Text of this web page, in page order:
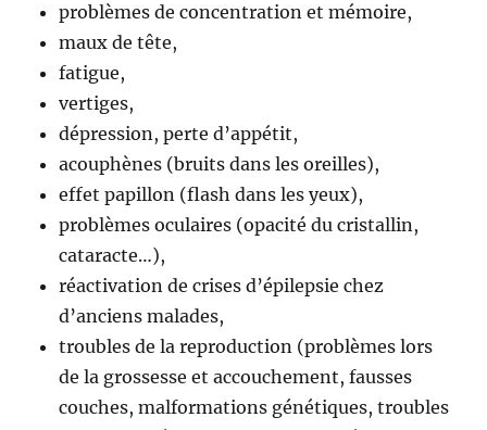
problèmes de concentration et mémoire,
maux de tête,
fatigue,
vertiges,
dépression, perte d’appétit,
acouphènes (bruits dans les oreilles),
effet papillon (flash dans les yeux),
problèmes oculaires (opacité du cristallin,
cataracte…),
réactivation de crises d’épilepsie chez
d’anciens malades,
troubles de la reproduction (problèmes lors
de la grossesse et accouchement, fausses
couches, malformations génétiques, troubles